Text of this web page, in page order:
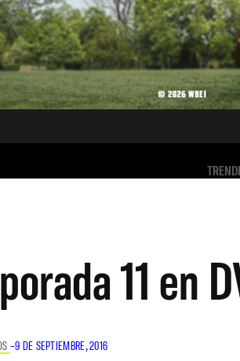
11 en
–9 DE SEPTIEMBRE, 2016